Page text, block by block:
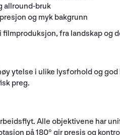
allround-bruk
og myk bakgrunn
fra landskap og
ytelse i ulike lysforhold og
preg.
Alle objektivene har
på 180° gir presis og